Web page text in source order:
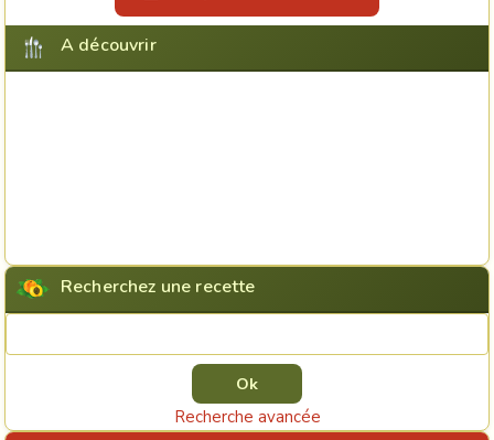
A découvrir
Recherchez une recette
Recherche avancée